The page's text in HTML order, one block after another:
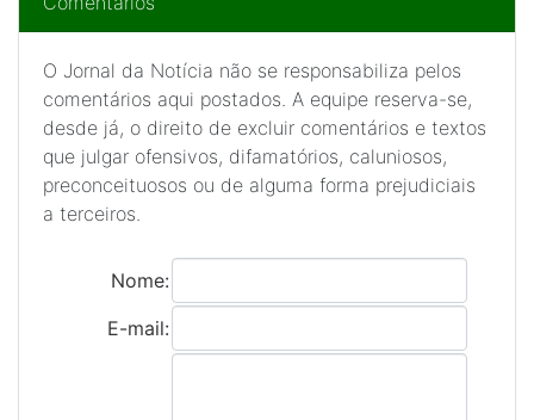
O Jornal da Notícia não se responsabiliza pelos
comentários aqui postados. A equipe reserva-se,
desde já, o direito de excluir comentários e textos
que julgar ofensivos, difamatórios, caluniosos,
preconceituosos ou de alguma forma prejudiciais
a terceiros.
Nome:
E-mail: